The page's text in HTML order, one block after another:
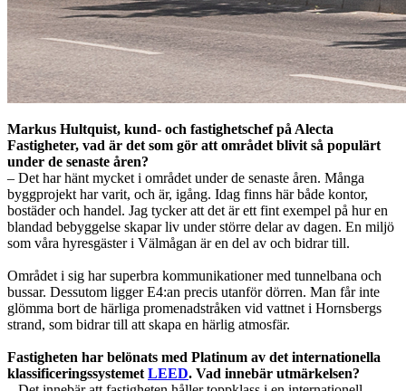
Markus Hultquist, kund- och fastighetschef på Alecta
Fastigheter, vad är det som gör att området blivit så populärt
under de senaste åren?
– Det har hänt mycket i området under de senaste åren. Många
byggprojekt har varit, och är, igång. Idag finns här både kontor,
bostäder och handel. Jag tycker att det är ett fint exempel på hur en
blandad bebyggelse skapar liv under större delar av dagen. En miljö
som våra hyresgäster i Välmågan är en del av och bidrar till.
Området i sig har superbra kommunikationer med tunnelbana och
bussar. Dessutom ligger E4:an precis utanför dörren. Man får inte
glömma bort de härliga promenadstråken vid vattnet i Hornsbergs
strand, som bidrar till att skapa en härlig atmosfär.
Fastigheten har belönats med Platinum av det internationella
klassificeringssystemet LEED. Vad innebär utmärkelsen?